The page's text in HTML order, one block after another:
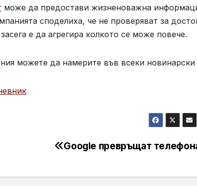
може да предостави жизненоважна
споделиха, че не проверяват за
е да агрегира колкото се може повече.
можете да намерите във всеки новинарски
Google превръщат